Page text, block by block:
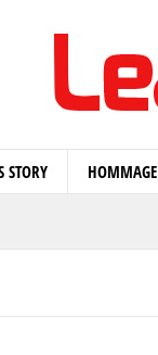
STORY